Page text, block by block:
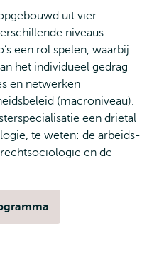
uit vier
niveaus
een rol spelen, waarbij
het individueel gedrag
en netwerken
(macroniveau).
een drietal
te weten: de arbeids-
en de